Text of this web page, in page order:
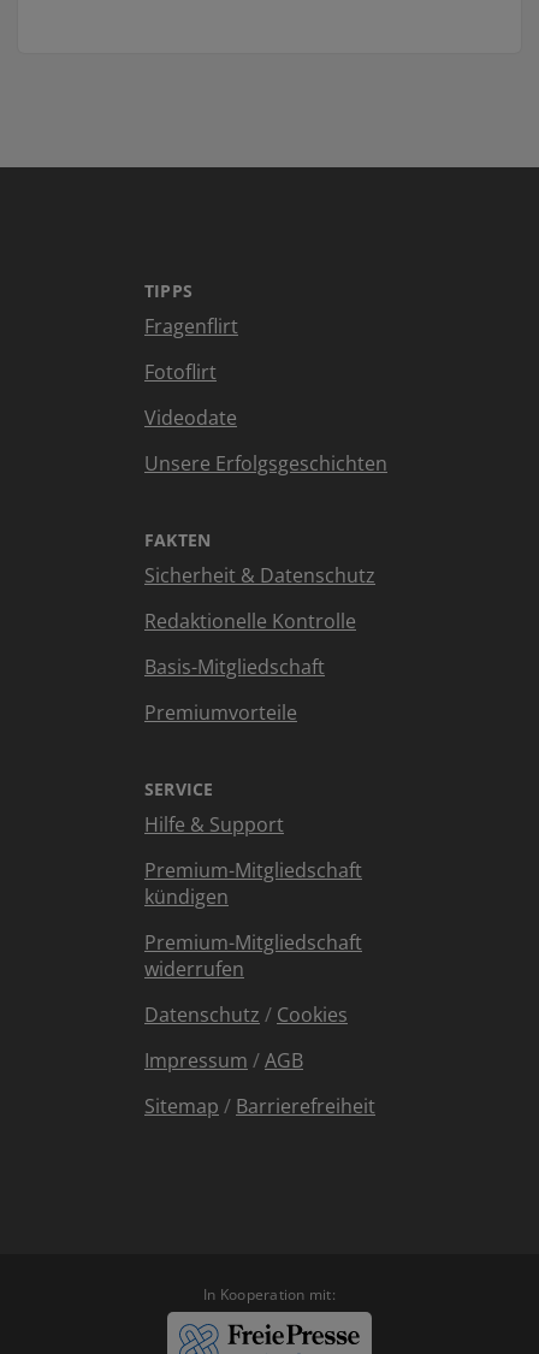
TIPPS
Fragenflirt
Fotoflirt
Videodate
Unsere Erfolgsgeschichten
FAKTEN
Sicherheit & Datenschutz
Redaktionelle Kontrolle
Basis-Mitgliedschaft
Premiumvorteile
SERVICE
Hilfe & Support
Premium-Mitgliedschaft
kündigen
Premium-Mitgliedschaft
widerrufen
Datenschutz / Cookies
Impressum /AGB
Sitemap / Barrierefreiheit
In Kooperation mit: